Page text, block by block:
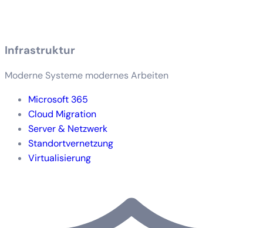
Infrastruktur
Moderne Systeme modernes Arbeiten
Microsoft 365
Cloud Migration
Server & Netzwerk
Standortvernetzung
Virtualisierung